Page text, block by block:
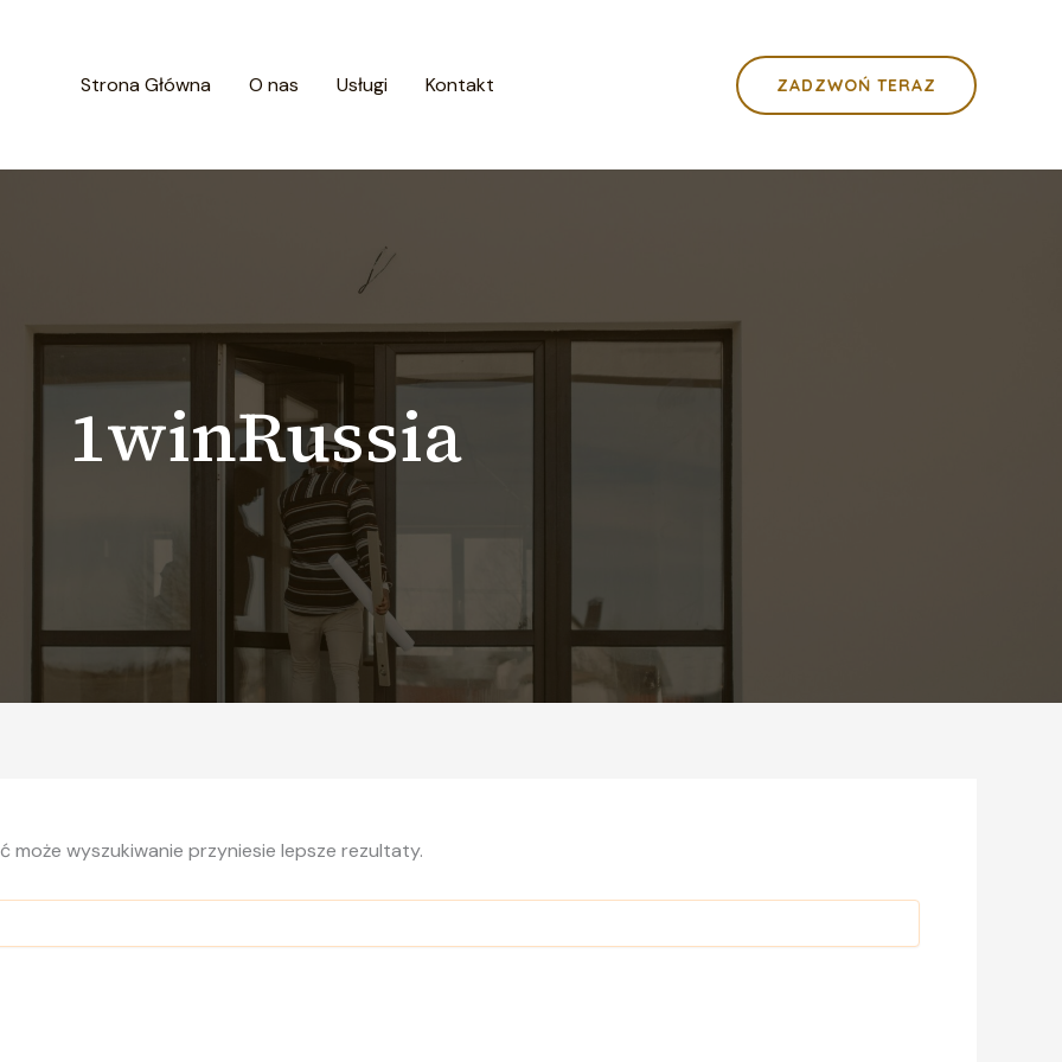
Strona Główna O nas Usługi Kontakt ZADZWOŃ TERAZ
1winRussia
może wyszukiwanie przyniesie lepsze rezultaty.